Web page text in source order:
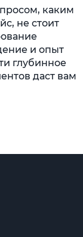
каким
не стоит
и опыт
глубинное
даст вам